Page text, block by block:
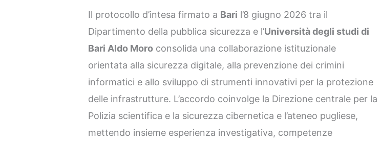
Il protocollo d’intesa firmato a Bari l’8 giugno 2026 tra il
Dipartimento della pubblica sicurezza e l’Università degli studi di
Bari Aldo Moro consolida una collaborazione istituzionale
orientata alla sicurezza digitale, alla prevenzione dei crimini
informatici e allo sviluppo di strumenti innovativi per la protezione
delle infrastrutture. L’accordo coinvolge la Direzione centrale per la
Polizia scientifica e la sicurezza cibernetica e l’ateneo pugliese,
mettendo insieme esperienza investigativa, competenze